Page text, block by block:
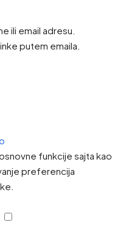
ili email adresu.
putem emaila.
funkcije sajta kao
preferencija